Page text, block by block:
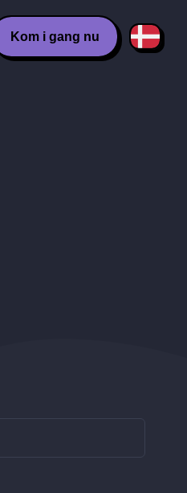
Kom i gang nu